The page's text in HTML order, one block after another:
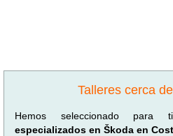
Talleres cerca
Hemos seleccionado
especializados en Škoda en